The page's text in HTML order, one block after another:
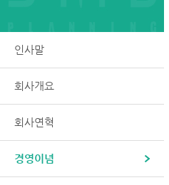
인사말
회사개요
회사연혁
경영이념